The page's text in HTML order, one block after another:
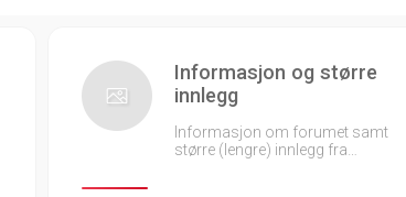
Informasjon og større
innlegg
Informasjon om forumet samt
større (lengre) innlegg fra…